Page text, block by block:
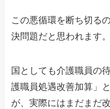
この悪循環を断ち切る
決問題だと思われます。
国としても介護職員の
護職員処遇改善加算」
が、実際にはまだまだ